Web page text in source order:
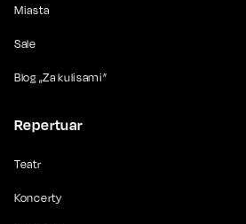
Miasta
Sale
Blog „Za kulisami”
Repertuar
Teatr
Koncerty